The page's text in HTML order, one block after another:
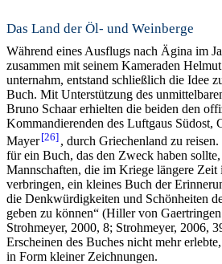
Das Land der Öl- und Weinberge
Während eines Ausflugs nach Ägina im
zusammen mit seinem Kameraden
unternahm, entstand schließlich die Idee
Buch. Mit Unterstützung des
Bruno Schaar erhielten die beiden den
Kommandierenden des Luftgaus Südost,
Mayer 26 , durch Griechenland zu
für ein Buch, das den Zweck haben
Mannschaften, die im Kriege längere Zeit
verbringen, ein kleines Buch der
die Denkwürdigkeiten und Schönheiten
geben zu können“ (Hiller von
Strohmeyer, 2000, 8; Strohmeyer, 2006,
Erscheinen des Buches nicht mehr
in Form kleiner Zeichnungen.